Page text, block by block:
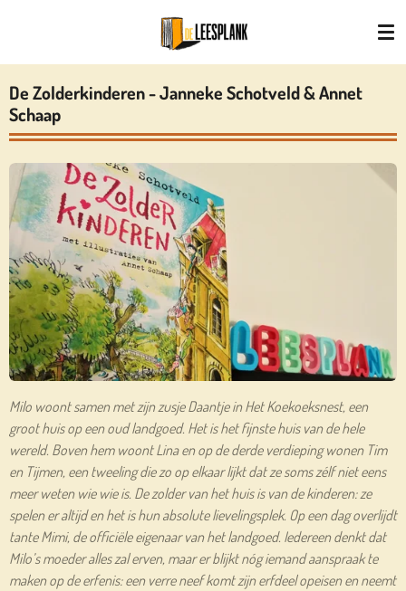
naar
de
hoofdinhoud
De Zolderkinderen - Janneke Schotveld & Annet
Schaap
Milo woont samen met zijn zusje Daantje in Het Koekoeksnest, een
groot huis op een oud landgoed. Het is het fijnste huis van de hele
wereld. Boven hem woont Lina en op de derde verdieping wonen Tim
en Tijmen, een tweeling die zo op elkaar lijkt dat ze soms zélf niet eens
meer weten wie wie is. De zolder van het huis is van de kinderen: ze
spelen er altijd en het is hun absolute lievelingsplek. Op een dag overlijdt
tante Mimi, de officiële eigenaar van het landgoed. Iedereen denkt dat
Milo’s moeder alles zal erven, maar er blijkt nóg iemand aanspraak te
maken op de erfenis: een verre neef komt zijn erfdeel opeisen en neemt